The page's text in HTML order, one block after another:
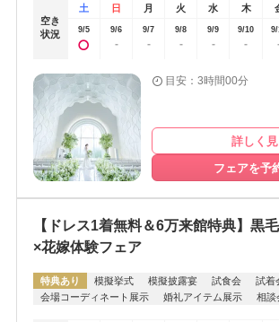
空き
状況
土 日 月 火 水 木
9/5 9/6
-
9/7
-
9/8
-
9/9
-
9/10
-
9/
目安：3時間00分
詳しく
フェアを予
【ドレス1着無料＆6万来館特典】黒
×花嫁体験フェア
特典あり 模擬挙式 模擬披露宴 試食会
試着
会場コーディネート展示
婚礼アイテム展示 相談